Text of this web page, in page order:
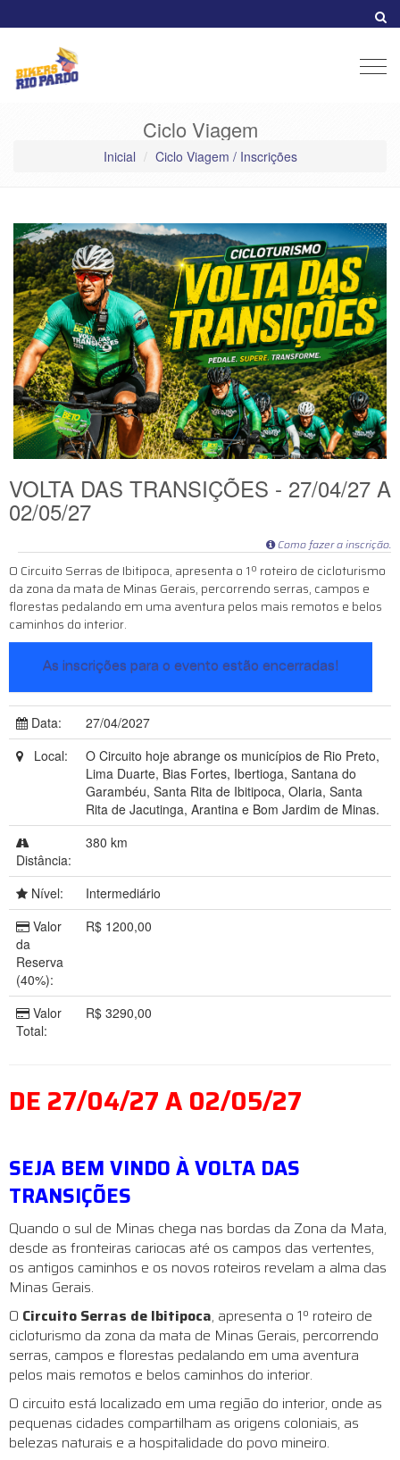
Ciclo Viagem
Inicial Ciclo Viagem / Inscrições
VOLTA DAS TRANSIÇÕES - 27/04/27 A
02/05/27
Como fazer a inscrição.
O Circuito Serras de Ibitipoca, apresenta o 1º roteiro de cicloturismo
da zona da mata de Minas Gerais, percorrendo serras, campos e
florestas pedalando em uma aventura pelos mais remotos e belos
caminhos do interior.
As inscrições para o evento estão encerradas!
Data:
27/04/2027
Local:
O Circuito hoje abrange os municípios de Rio Preto,
Lima Duarte, Bias Fortes, Ibertioga, Santana do
Garambéu, Santa Rita de Ibitipoca, Olaria, Santa
Rita de Jacutinga, Arantina e Bom Jardim de Minas.
Distância:
380 km
Nível:
Intermediário
Valor
da
Reserva
(40%):
R$ 1200,00
Valor
Total:
R$ 3290,00
DE 27/04/27 A 02/05/27
SEJA BEM VINDO À VOLTA DAS
TRANSIÇÕES
Quando o sul de Minas chega nas bordas da Zona da Mata,
desde as fronteiras cariocas até os campos das vertentes,
os antigos caminhos e os novos roteiros revelam a alma das
Minas Gerais.
O Circuito Serras de Ibitipoca, apresenta o 1º roteiro de
cicloturismo da zona da mata de Minas Gerais, percorrendo
serras, campos e florestas pedalando em uma aventura
pelos mais remotos e belos caminhos do interior.
O circuito está localizado em uma região do interior, onde as
pequenas cidades compartilham as origens coloniais, as
belezas naturais e a hospitalidade do povo mineiro.